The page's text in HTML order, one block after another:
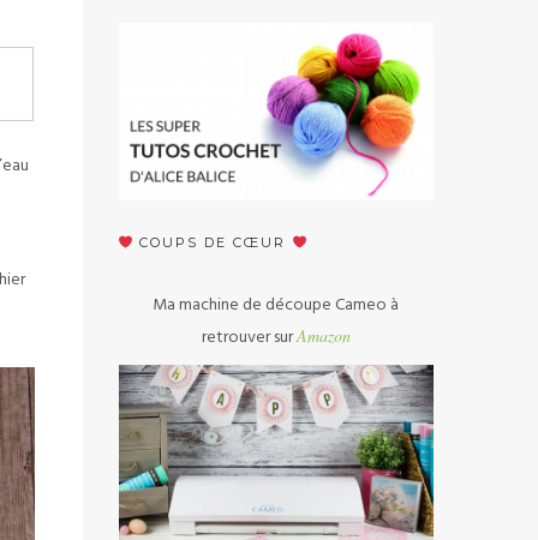
COUPS DE CŒUR
Ma machine de découpe Cameo à
retrouver surAmazon